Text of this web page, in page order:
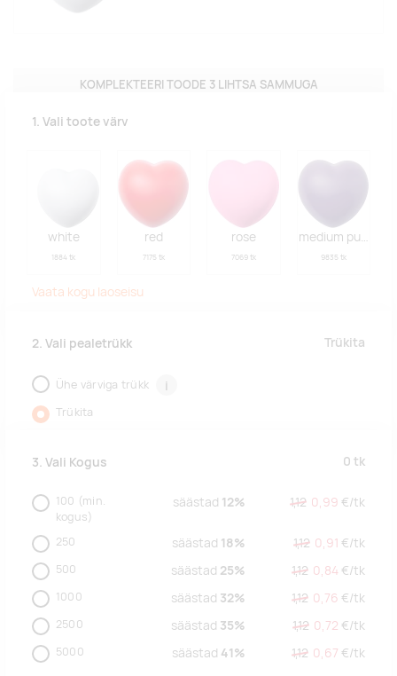
KOMPLEKTEERI TOODE 3 LIHTSA SAMMUGA
1. Vali toote värv
white
1884 tk
red
7175 tk
rose
7069 tk
medium purple
9835 tk
Vaata kogu laoseisu
2. Vali pealetrükk Trükita
Ühe värviga trükk i
Trükita
3. Vali Kogus 0 tk
100 (min.
kogus)
säästad 12% 1,12 0,99 €/tk
250 säästad 18% 1,12 0,91 €/tk
500 säästad 25% 1,12 0,84 €/tk
1000 säästad 32% 1,12 0,76 €/tk
2500 säästad 35% 1,12 0,72 €/tk
5000 säästad 41% 1,12 0,67 €/tk